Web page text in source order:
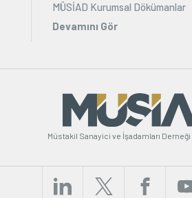
MÜSİAD Kurumsal Dökümanlar
Devamını Gör
Müstakil Sanayici ve İşadamları Derneği